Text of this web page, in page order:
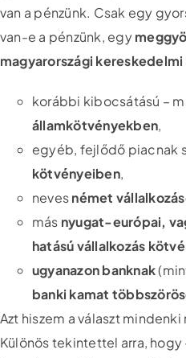
van a pénzünk. Csak egy
van-e a pénzünk, egy
magyarországi kereskedelmi
korábbi kibocsátású –
államkötvényekben,
egyéb, fejlődő piacnak
kötvényeiben,
nevesnémet
más nyugat-európai,
hatású vállalkozás
ugyanazon banknak
banki kamat
Azt hiszem a választ
Különös tekintettel arra,